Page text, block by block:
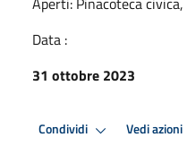
Data :
31 ottobre 2023
Condividi Vedi azioni